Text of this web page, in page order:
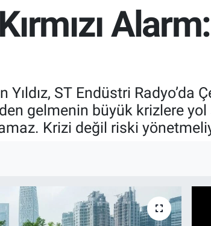
ST Endüstri Radyo’da
gelmenin büyük krizlere yol
Krizi değil riski